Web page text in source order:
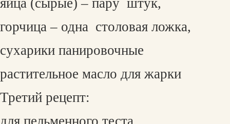
яйца (сырые) – пару штук,
горчица – одна столовая ложка,
сухарики панировочные
растительное масло для жарки
Третий рецепт:
для пельменного теста